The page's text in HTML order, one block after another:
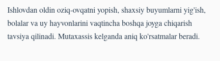
Ishlovdan oldin oziq-ovqatni yopish, shaxsiy buyumlarni yig'ish,
bolalar va uy hayvonlarini vaqtincha boshqa joyga chiqarish
tavsiya qilinadi. Mutaxassis kelganda aniq ko'rsatmalar beradi.